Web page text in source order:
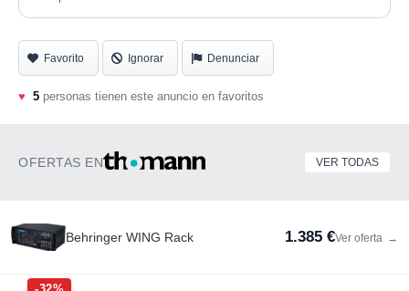
Favorito Ignorar Denunciar
♥ 5 personas tienen este anuncio en favoritos
OFERTAS EN VER TODAS
Behringer WING Rack 1.385 €Ver oferta →